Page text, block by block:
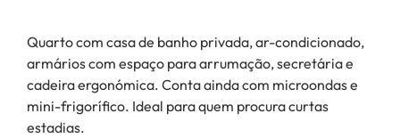
Quarto com casa de banho privada, ar-condicionado,
armários com espaço para arrumação, secretária e
cadeira ergonómica. Conta ainda com microondas e
mini-frigorífico. Ideal para quem procura curtas
estadias.